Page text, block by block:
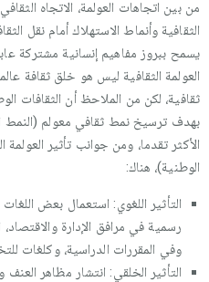
من بين اتجاهات العولمة، الاتجاه
الثقافية وأنماط الاستهلاك أمام نقل
يسمح ببروز مفاهيم إنسانية مشتركة
العولمة الثقافية ليس هو خلق ثقافة
ثقافية، لكن من الملاحظ أن الثقافات
بهدف ترسيخ نمط ثقافي معولم (النمط
الأكثر تقدما، ومن جوانب تأثير العولمة
الوطنية)، هناك:
التأثير اللغوي: استعمال بعض اللغات
رسمية في مرافق الإدارة
وفي المقررات الدراسية، وكلغات
التأثير الخلقي: انتشار مظاهر العنف